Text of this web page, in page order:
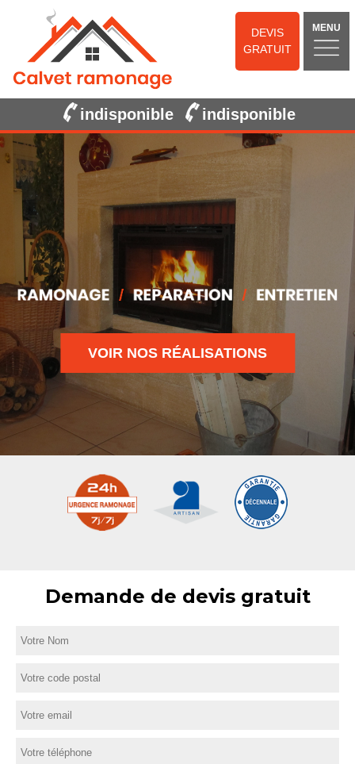
DEVIS
GRATUIT
MENU
indisponible indisponible
VOIR NOS RÉALISATIONS
Demande de devis gratuit